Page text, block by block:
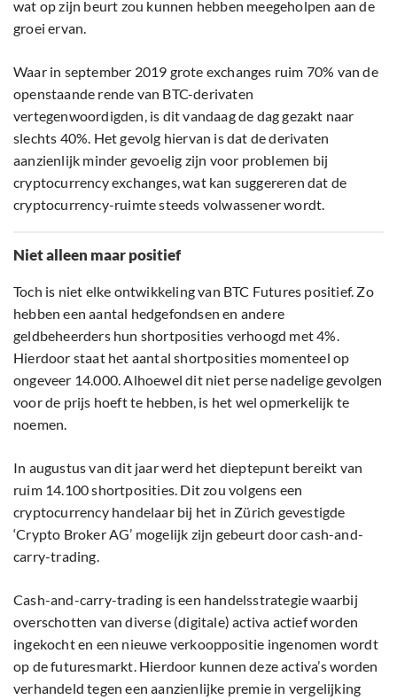
wat op zijn beurt zou kunnen hebben meegeholpen aan de
groei ervan.
Waar in september 2019 grote exchanges ruim 70% van de
openstaande rende van BTC-derivaten
vertegenwoordigden, is dit vandaag de dag gezakt naar
slechts 40%. Het gevolg hiervan is dat de derivaten
aanzienlijk minder gevoelig zijn voor problemen bij
cryptocurrency exchanges, wat kan suggereren dat de
cryptocurrency-ruimte steeds volwassener wordt.
Niet alleen maar positief
Toch is niet elke ontwikkeling van BTC Futures positief. Zo
hebben een aantal hedgefondsen en andere
geldbeheerders hun shortposities verhoogd met 4%.
Hierdoor staat het aantal shortposities momenteel op
ongeveer 14.000. Alhoewel dit niet perse nadelige gevolgen
voor de prijs hoeft te hebben, is het wel opmerkelijk te
noemen.
In augustus van dit jaar werd het dieptepunt bereikt van
ruim 14.100 shortposities. Dit zou volgens een
cryptocurrency handelaar bij het in Zürich gevestigde
‘Crypto Broker AG’ mogelijk zijn gebeurt door cash-and-
carry-trading.
Cash-and-carry-trading is een handelsstrategie waarbij
overschotten van diverse (digitale) activa actief worden
ingekocht en een nieuwe verkooppositie ingenomen wordt
op de futuresmarkt. Hierdoor kunnen deze activa’s worden
verhandeld tegen een aanzienlijke premie in vergelijking